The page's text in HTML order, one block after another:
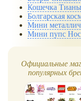
Кошечка Тианы
Болгарская
Мини
Мини пупс
Официальные
популярных